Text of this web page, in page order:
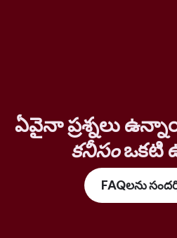
ఏవైనా ప్రశ్నలు
కనీసంఒకటి
FAQలను